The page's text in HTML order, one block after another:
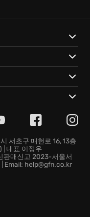
진으로 실제와 같은
트랙과 다양한 차량
레이하고, 어떤 기
황은 항상 저장됩니
서초구 매헌로 16, 13층
| 대표 이정우
매신고 2023-서울서
Email: help@gfn.co.kr